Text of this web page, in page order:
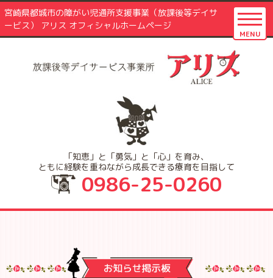
宮崎県都城市の障がい児通所支援事業（放課後等デイサ
ービス） アリス オフィシャルホームページ
「知恵」と「勇気」と「心」を育み、
ともに経験を重ねながら成長できる療育を目指して
0986-25-0260
MENU